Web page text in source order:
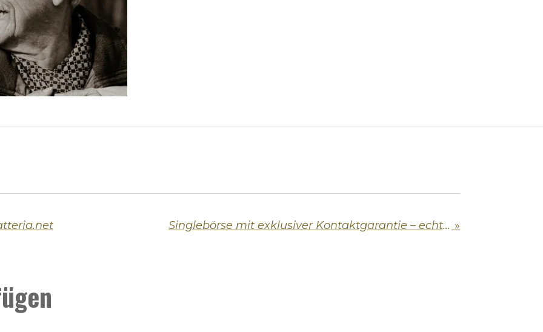
Singlebörse mit exklusiver Kontaktgarantie – echte Chancen auf Liebe bei Twisster.net »